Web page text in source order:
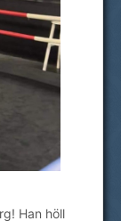
Han höll